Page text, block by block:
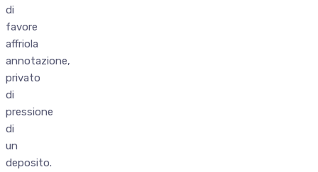
di
favore
affriola
annotazione,
privato
di
pressione
di
un
deposito.